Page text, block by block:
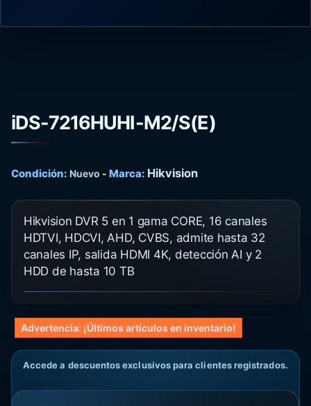
iDS-7216HUHI-M2/S(E)
Condición: Nuevo - Marca: Hikvision
Hikvision DVR 5 en 1 gama CORE, 16 canales
HDTVI, HDCVI, AHD, CVBS, admite hasta 32
canales IP, salida HDMI 4K, detección AI y 2
HDD de hasta 10 TB
Advertencia: ¡Últimos artículos en inventario!
Accede a descuentos exclusivos para clientes registrados.